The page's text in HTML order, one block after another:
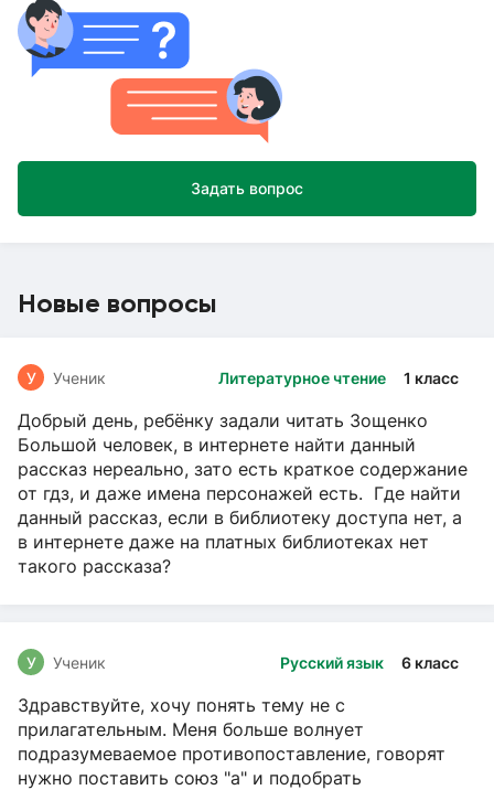
Задать вопрос
Новые вопросы
Литературное чтение 1 класс
У Ученик
Добрый день, ребёнку задали читать Зощенко
Большой человек, в интернете найти данный
рассказ нереально, зато есть краткое содержание
от гдз, и даже имена персонажей есть. Где найти
данный рассказ, если в библиотеку доступа нет, а
в интернете даже на платных библиотеках нет
такого рассказа?
Русский язык 6 класс
У Ученик
Здравствуйте, хочу понять тему не с
прилагательным. Меня больше волнует
подразумеваемое противопоставление, говорят
нужно поставить союз "а" и подобрать